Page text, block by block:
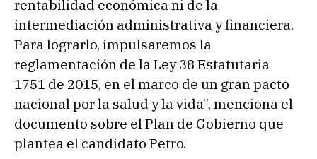
rentabilidad económica ni de la
intermediación administrativa y financiera.
Para lograrlo, impulsaremos la
reglamentación de la Ley 38 Estatutaria
1751 de 2015, en el marco de un gran pacto
nacional por la salud y la vida”, menciona el
documento sobre el Plan de Gobierno que
plantea el candidato Petro.